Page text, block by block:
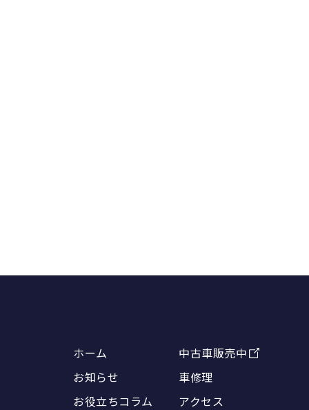
ホーム
お知らせ
お役立ちコラム
中古車販売中
車修理
アクセス